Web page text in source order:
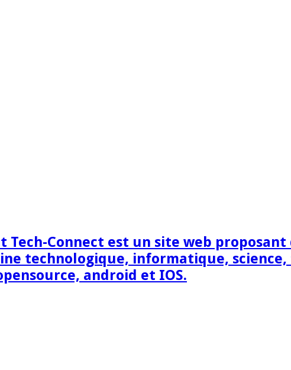
Tech-Connect est un site web
technologique, informatique,
android et IOS.